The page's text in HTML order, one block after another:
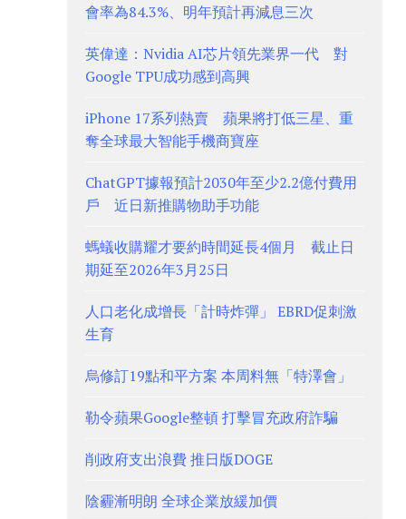
會率為84.3%、明年預計再減息三次
英偉達：Nvidia AI芯片領先業界一代 對
Google TPU成功感到高興
iPhone 17系列熱賣 蘋果將打低三星、重
奪全球最大智能手機商寶座
ChatGPT據報預計2030年至少2.2億付費用
戶 近日新推購物助手功能
螞蟻收購耀才要約時間延長4個月 截止日
期延至2026年3月25日
人口老化成增長「計時炸彈」 EBRD促刺激
生育
烏修訂19點和平方案 本周料無「特澤會」
勒令蘋果Google整頓 打擊冒充政府詐騙
削政府支出浪費 推日版DOGE
陰霾漸明朗 全球企業放緩加價